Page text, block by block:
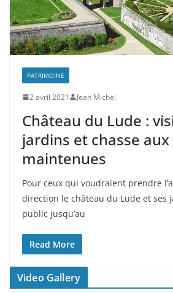
PATRIMOINE
2 avril 2021 Jean Michel
Château du Lude :
jardins et chasse
maintenues
Pour ceux qui voudraient prendre
direction le château du Lude et ses
public jusqu’au
Read More
Video Gallery